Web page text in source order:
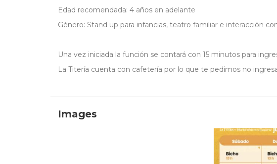
Edad recomendada: 4 años en adelante
Género: Stand up para infancias, teatro familiar e interacción
Una vez iniciada la función se contará con 15 minutos para
La Titería cuenta con cafetería por lo que te pedimos no
Images